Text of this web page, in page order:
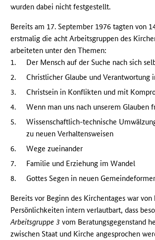
wurden dabei nicht festgestellt.
Bereits am 17. September 1976 tagten von
erstmalig die acht Arbeitsgruppen des
arbeiteten unter den Themen:
1.
Der Mensch auf der Suche nach sich
2.
Christlicher Glaube und Verantwortung
3.
Christsein in Konflikten und mit
4.
Wenn man uns nach unserem Glauben
5.
Wissenschaftlich-technische
zu neuen Verhaltensweisen
6.
Wege zueinander
7.
Familie und Erziehung im Wandel
8.
Gottes Segen in neuen
Bereits vor Beginn des Kirchentages war
Persönlichkeiten intern verlautbart, dass
Arbeitsgruppe 3 vom Beratungsgegenstand
zwischen Staat und Kirche angesprochen